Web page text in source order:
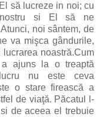
să lucreze in noi; cu
nostru si El să ne
noi sântem, de
va mişca gândurile,
noastră.Cum
ajuns la o treaptă
nu este ceva
o stare firească a
de viaţă. Păcatul l-
de aceea el trebuie